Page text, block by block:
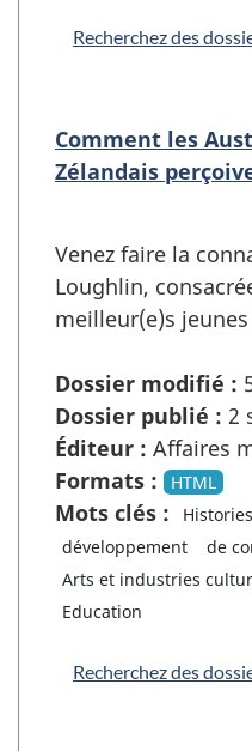
Recherchez des
Comment les
Zélandais
Venez faire la
Loughlin,
meilleur(e)s
Dossier modifié :
Dossier publié : 2
Éditeur : Affaires
Formats :
HTML
Mots clés : Histories
développement
de
Arts et industries
Education
Recherchez des